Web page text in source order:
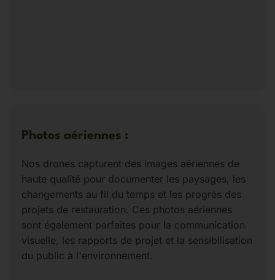
Photos aériennes :
Nos drones capturent des images aériennes de
haute qualité pour documenter les paysages, les
changements au fil du temps et les progrès des
projets de restauration. Ces photos aériennes
sont également parfaites pour la communication
visuelle, les rapports de projet et la sensibilisation
du public à l'environnement.